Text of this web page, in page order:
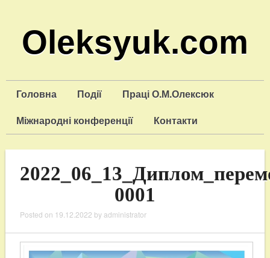
Oleksyuk.com
Головна Події
Праці О.М.Олексюк
Міжнародні конференції
Контакти
0001
Posted on 19.12.2022 by administrator